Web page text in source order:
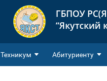
ГБПОУ
“Якутский
Техникум Абитуриенту